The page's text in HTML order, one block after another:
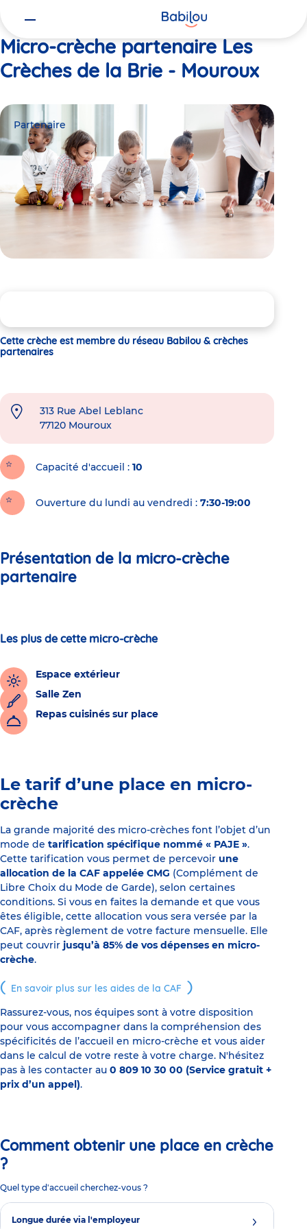
Micro-crèche partenaire Les
Crèches de la Brie - Mouroux
Partenaire
Cette crèche est membre du réseau Babilou & crèches
partenaires
313 Rue Abel Leblanc
77120 Mouroux
Capacité d'accueil 10
Ouverture du lundi au vendredi : 7:30-19:00
Présentation de la micro-crèche
partenaire
Les plus de cette micro-crèche
Espace extérieur
Salle Zen
Repas cuisinés sur place
Le tarif d’une place en micro-
crèche
La grande majorité des micro-crèches font l’objet d’un
mode de tarification spécifique nommé « PAJE ».
Cette tarification vous permet de percevoir une
allocation de la CAF appelée CMG (Complément de
Libre Choix du Mode de Garde), selon certaines
conditions. Si vous en faites la demande et que vous
êtes éligible, cette allocation vous sera versée par la
CAF, après règlement de votre facture mensuelle. Elle
peut couvrir jusqu’à 85% de vos dépenses en micro-
crèche.
En savoir plus sur les aides de la CAF
Rassurez-vous, nos équipes sont à votre disposition
pour vous accompagner dans la compréhension des
spécificités de l’accueil en micro-crèche et vous aider
dans le calcul de votre reste à votre charge. N'hésitez
pas à les contacter au 0 809 10 30 00 (Service gratuit +
prix d’un appel).
Comment obtenir une place en crèche
?
Quel type d'accueil cherchez-vous ?
Longue durée via l'employeur